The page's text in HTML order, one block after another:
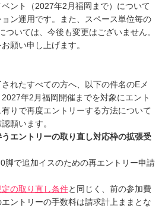
ント（2027年2月福岡まで）について
ン運用です。また、スペース単位毎の
ついては、今後も変更はございません。
願い申し上げます。
されたすべての方へ、以下の件名のEメ
年2月福岡開催までを対象にエント
りで再度エントリーする方法について
願います。
エントリーの取り直し対応枠の拡張受
脚で追加イスのための再エントリー申請
定の取り直し条件と同じく、前の参加費
ントリーの手数料は請求計上ままとな